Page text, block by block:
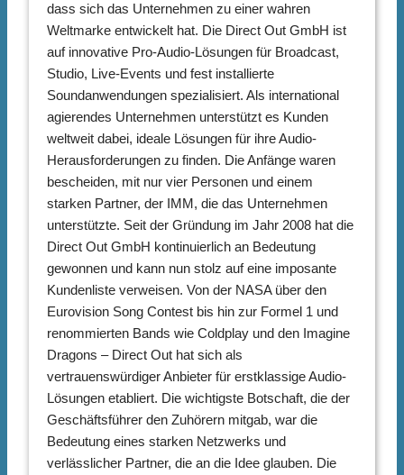
dass sich das Unternehmen zu einer wahren
Weltmarke entwickelt hat. Die Direct Out GmbH ist
auf innovative Pro-Audio-Lösungen für Broadcast,
Studio, Live-Events und fest installierte
Soundanwendungen spezialisiert. Als international
agierendes Unternehmen unterstützt es Kunden
weltweit dabei, ideale Lösungen für ihre Audio-
Herausforderungen zu finden. Die Anfänge waren
bescheiden, mit nur vier Personen und einem
starken Partner, der IMM, die das Unternehmen
unterstützte. Seit der Gründung im Jahr 2008 hat die
Direct Out GmbH kontinuierlich an Bedeutung
gewonnen und kann nun stolz auf eine imposante
Kundenliste verweisen. Von der NASA über den
Eurovision Song Contest bis hin zur Formel 1 und
renommierten Bands wie Coldplay und den Imagine
Dragons – Direct Out hat sich als
vertrauenswürdiger Anbieter für erstklassige Audio-
Lösungen etabliert. Die wichtigste Botschaft, die der
Geschäftsführer den Zuhörern mitgab, war die
Bedeutung eines starken Netzwerks und
verlässlicher Partner, die an die Idee glauben. Die